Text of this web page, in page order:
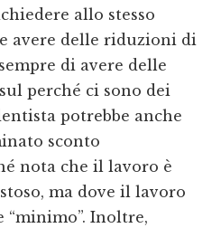
allo stesso
avere delle riduzioni di
di avere delle
perché ci sono dei
potrebbe anche
sconto
nota che il lavoro è
ma dove il lavoro
“minimo”. Inoltre,